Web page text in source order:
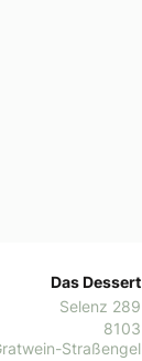
Das Dessert
Selenz 289
8103
Straßengel